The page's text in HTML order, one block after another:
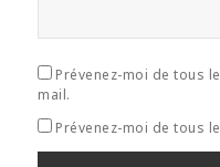
Prévenez-moi de tous
mail.
Prévenez-moi de tous